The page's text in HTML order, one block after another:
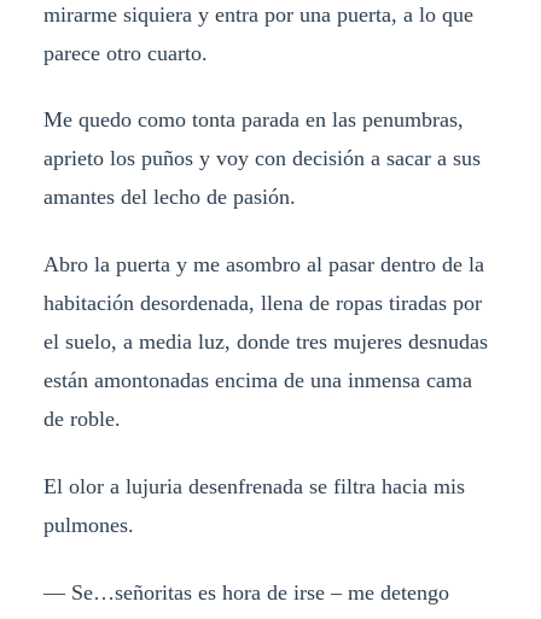
mirarme siquiera y entra por una puerta, a lo que
parece otro cuarto.
Me quedo como tonta parada en las penumbras,
aprieto los puños y voy con decisión a sacar a sus
amantes del lecho de pasión.
Abro la puerta y me asombro al pasar dentro de la
habitación desordenada, llena de ropas tiradas por
el suelo, a media luz, donde tres mujeres desnudas
están amontonadas encima de una inmensa cama
de roble.
El olor a lujuria desenfrenada se filtra hacia mis
pulmones.
— Se…señoritas es hora de irse – me detengo